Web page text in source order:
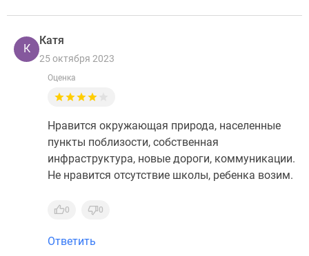
К
Катя
25 октября 2023
Оценка
Нравится окружающая природа, населенные
пункты поблизости, собственная
инфраструктура, новые дороги, коммуникации.
Не нравится отсутствие школы, ребенка возим.
0 0
Ответить